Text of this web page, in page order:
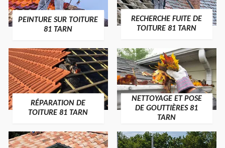
PEINTURE SUR TOITURE
81 TARN
RECHERCHE FUITE DE
TOITURE 81 TARN
RÉPARATION DE
TOITURE 81 TARN
NETTOYAGE ET POSE
DE GOUTTIÈRES 81
TARN